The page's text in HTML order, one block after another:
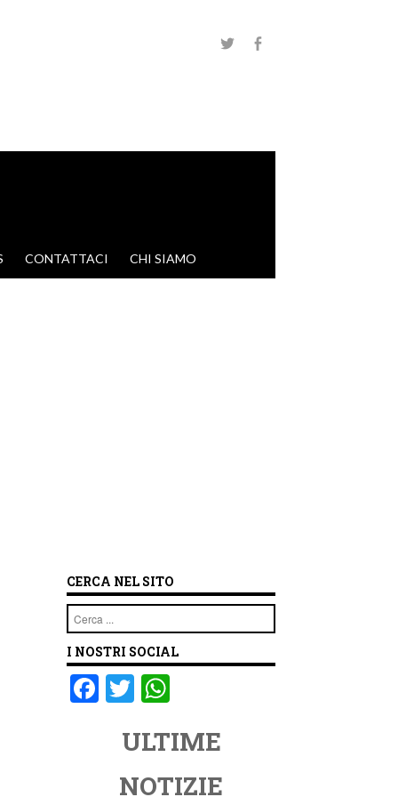
CONTATTACI CHI SIAMO
CERCA NEL SITO
Cerca
I NOSTRI SOCIAL
F T
tt
er
at
s
ULTIME
NOTIZIE